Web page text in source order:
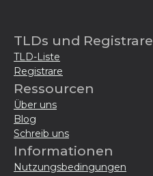
TLDs und Registrare
TLD-Liste
Registrare
Ressourcen
Über uns
Blog
Schreib uns
Informationen
Nutzungsbedingungen